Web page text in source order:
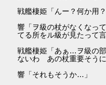
戦艦棲姫「んー？何か用？
響「ヲ級の杖がなくなっ
てる所をル級が見たって言
戦艦棲姫「あぁ…ヲ級の
ないわ あの杖重要そうに
響「それもそうか…」